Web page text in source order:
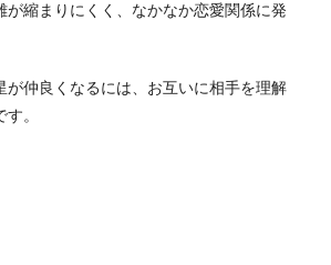
が縮まりにくく、なかなか恋愛関係に発
が仲良くなるには、お互いに相手を理解
。